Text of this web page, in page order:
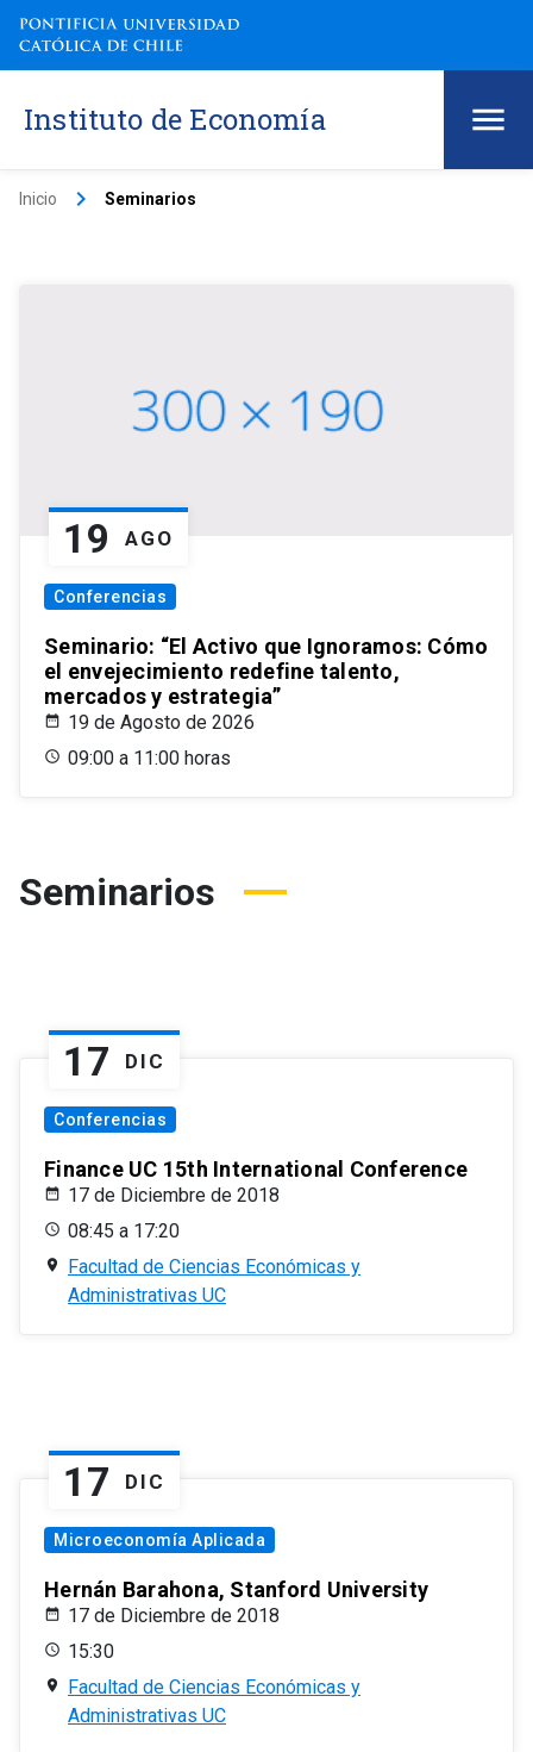
Instituto de Economía
Inicio keyboard_arrow_right Seminarios
19 AGO
Conferencias
Seminario: “El Activo que Ignoramos: Cómo
el envejecimiento redefine talento,
mercados y estrategia”
19 de Agosto de 2026
09:00 a 11:00 horas
Seminarios
17 DIC
Conferencias
Finance UC 15th International Conference
17 de Diciembre de 2018
08:45 a 17:20
Facultad de Ciencias Económicas y
Administrativas UC
17 DIC
Microeconomía Aplicada
Hernán Barahona, Stanford University
17 de Diciembre de 2018
15:30
Facultad de Ciencias Económicas y
Administrativas UC